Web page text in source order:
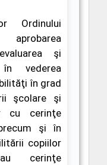
Ordinului
aprobarea
şi
vederea
în grad
şcolare şi
cu cerinţe
şi în
copiilor
cerinţe